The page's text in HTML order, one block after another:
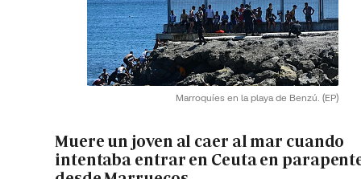
Marroquíes en la playa de Benzú. (EP)
Muere un joven al caer al mar cuando
intentaba entrar en Ceuta en